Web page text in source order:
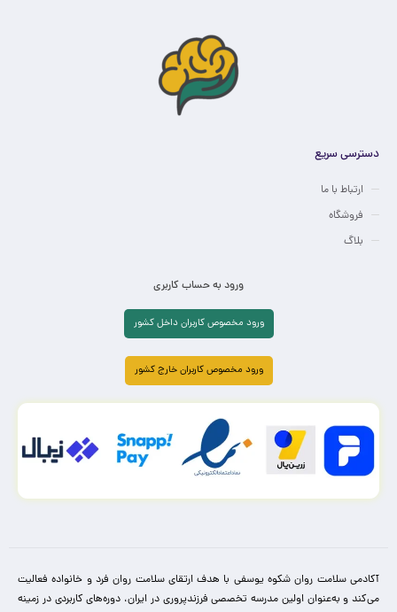
دسترسی سریع
ارتباط با ما
فروشگاه
بلاگ
ورود به حساب کاربری
ورود مخصوص کاربران داخل کشور
ورود مخصوص کاربران خارج کشور
آکادمی سلامت روان شکوه یوسفی با هدف ارتقای سلامت روان فرد و خانواده فعالیت
می‌کند و به‌عنوان اولین مدرسه تخصصی فرزندپروری در ایران، دوره‌های کاربردی در زمینه